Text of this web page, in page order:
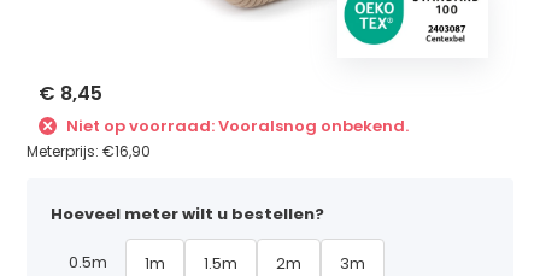
€ 8,45
Niet op voorraad: Vooralsnog onbekend.
Meterprijs:€16,90
Hoeveel meter wilt u bestellen?
0.5m 1m 1.5m 2m 3m